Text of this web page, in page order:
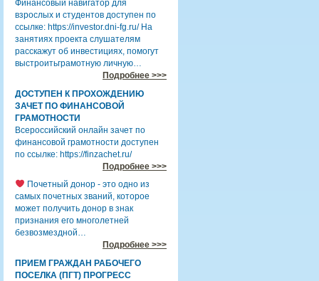
Финансовый навигатор для
взрослых и студентов доступен по
ссылке: https://investor.dni-fg.ru/ На
занятиях проекта слушателям
расскажут об инвестициях, помогут
выстроитьграмотную личную…
Подробнее >>>
ДОСТУПЕН К ПРОХОЖДЕНИЮ
ЗАЧЕТ ПО ФИНАНСОВОЙ
ГРАМОТНОСТИ
Всероссийский онлайн зачет по
финансовой грамотности доступен
по ссылке: https://finzachet.ru/
Подробнее >>>
Почетный донор - это одно из
самых почетных званий, которое
может получить донор в знак
признания его многолетней
безвозмездной…
Подробнее >>>
ПРИЕМ ГРАЖДАН РАБОЧЕГО
ПОСЕЛКА (ПГТ) ПРОГРЕСС